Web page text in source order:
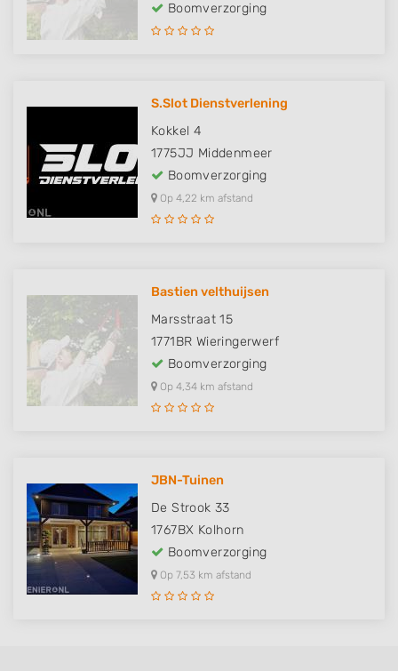
Boomverzorging
S.Slot Dienstverlening
Kokkel 4
1775JJ Middenmeer
Boomverzorging
Op 4,22 km afstand
Bastien velthuijsen
Marsstraat 15
1771BR Wieringerwerf
Boomverzorging
Op 4,34 km afstand
JBN-Tuinen
De Strook 33
1767BX Kolhorn
Boomverzorging
Op 7,53 km afstand